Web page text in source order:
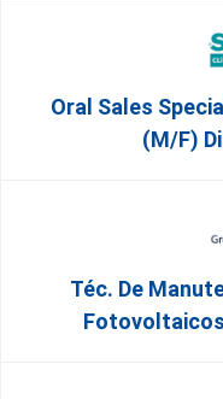
Oral Sales
(M/F)
Téc. De